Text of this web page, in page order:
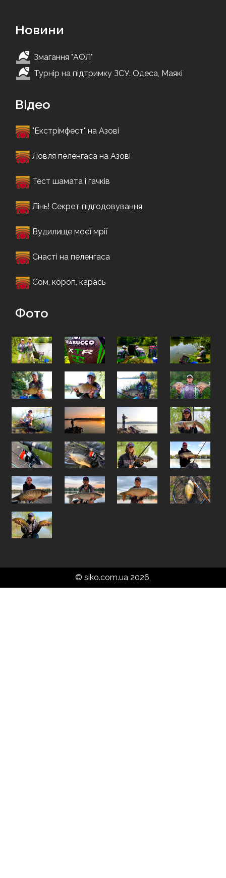
Новини
Змагання "АФЛ"
Турнір на підтримку ЗСУ. Одеса, Маякі
Відео
"Екстрімфест" на Азові
Ловля пеленгаса на Азові
Тест шамата і гачків
Лінь! Секрет підгодовування
Вудилище моєї мрії
Снасті на пеленгаса
Сом, короп, карась
Фото
© siko.com.ua 2026,